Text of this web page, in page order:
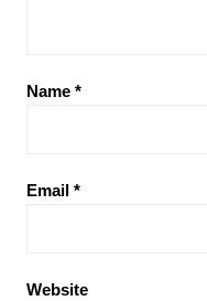
Name *
Email *
Website